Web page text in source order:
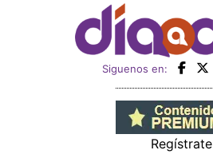
Siguenos en:
Regístrate